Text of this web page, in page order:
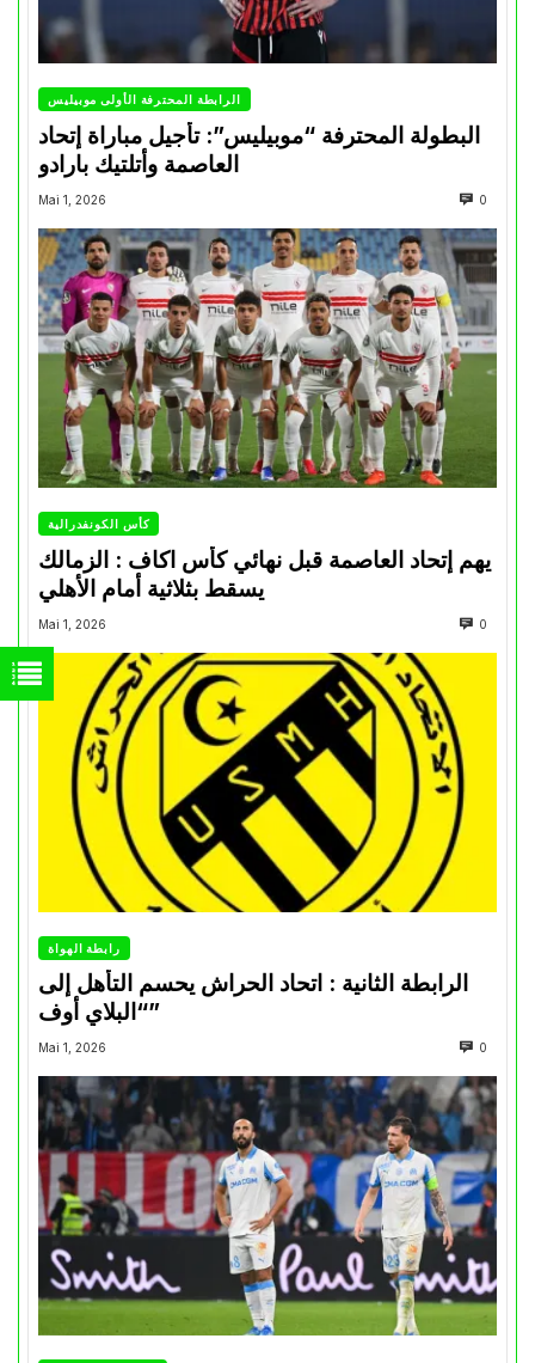
الرابطة المحترفة الأولى موبيليس
البطولة المحترفة “موبيليس”: تأجيل مباراة إتحاد
العاصمة وأتلتيك بارادو
Mai 1, 2026 0
كأس الكونفدرالية
يهم إتحاد العاصمة قبل نهائي كأس اكاف : الزمالك
Mai 1, 2026 0
رابطة الهواة
الرابطة الثانية : اتحاد الحراش يحسم التأهل إلى
“البلاي أوف”
Mai 1, 2026 0